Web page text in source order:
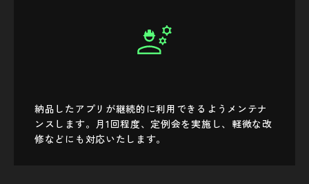
納品したアプリが継続的に利用できるようメンテナ
ンスします。月1回程度、定例会を実施し、軽微な改
修などにも対応いたします。